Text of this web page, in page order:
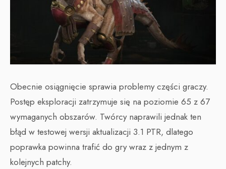
Obecnie osiągnięcie sprawia problemy części graczy.
Postęp eksploracji zatrzymuje się na poziomie 65 z 67
wymaganych obszarów. Twórcy naprawili jednak ten
błąd w testowej wersji aktualizacji 3.1 PTR, dlatego
poprawka powinna trafić do gry wraz z jednym z
kolejnych patchy.